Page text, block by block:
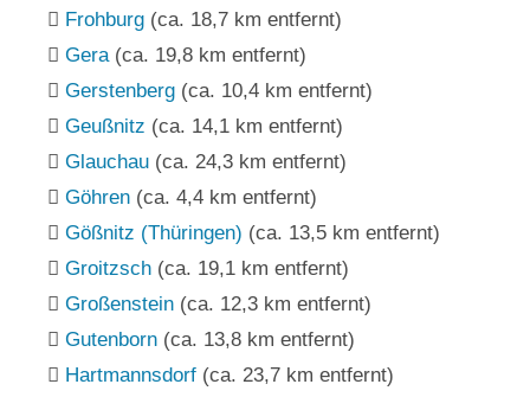
Frohburg (ca. 18,7 km entfernt)
Gera (ca. 19,8 km entfernt)
Gerstenberg (ca. 10,4 km entfernt)
Geußnitz (ca. 14,1 km entfernt)
Glauchau (ca. 24,3 km entfernt)
Göhren (ca. 4,4 km entfernt)
Gößnitz (Thüringen) (ca. 13,5 km entfernt)
Groitzsch (ca. 19,1 km entfernt)
Großenstein (ca. 12,3 km entfernt)
Gutenborn (ca. 13,8 km entfernt)
Hartmannsdorf (ca. 23,7 km entfernt)